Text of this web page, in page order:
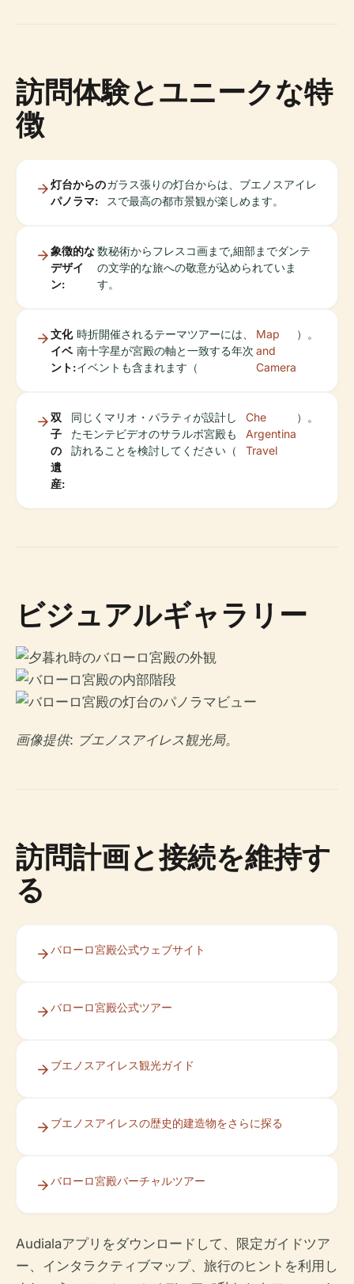
訪問体験とユニークな特
徴
灯台からの
パノラマ:
ガラス張りの灯台からは、ブエノスアイレ
スで最高の都市景観が楽しめます。
象徴的な
デザイ
ン:
数秘術からフレスコ画まで,細部までダンテ
の文学的な旅への敬意が込められていま
す。
文化
イベ
ント:
時折開催されるテーマツアーには、
南十字星が宮殿の軸と一致する年次
イベントも含まれます（
Map
and
Camera
）。
双
子
の
遺
産:
同じくマリオ・パラティが設計し
たモンテビデオのサラルボ宮殿も
訪れることを検討してください（
Che
Argentina
Travel
）。
ビジュアルギャラリー
画像提供: ブエノスアイレス観光局。
訪問計画と接続を維持す
る
バローロ宮殿公式ウェブサイト
バローロ宮殿公式ツアー
ブエノスアイレス観光ガイド
ブエノスアイレスの歴史的建造物をさらに探る
バローロ宮殿バーチャルツアー
Audialaアプリをダウンロードして、限定ガイドツア
ー、インタラクティブマップ、旅行のヒントを利用し